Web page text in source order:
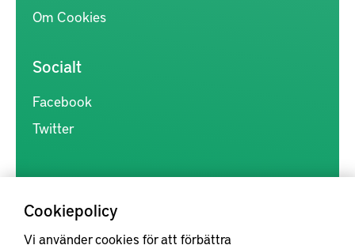
Cookiepolicy
Vi använder cookies för att förbättra
Om Cookies
Socialt
Facebook
Twitter